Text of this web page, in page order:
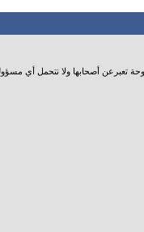
تعبرعن أصحابها ولا نتحمل أي